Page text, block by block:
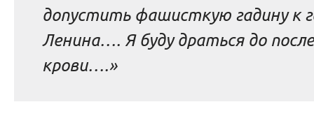
допустить фашисткую гадину к
Ленина…. Я буду драться до
крови….»